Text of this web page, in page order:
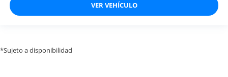
VER VEHÍCULO
*Sujeto a disponibilidad